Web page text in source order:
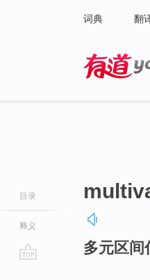
词典 翻
目录
释义
多元区间